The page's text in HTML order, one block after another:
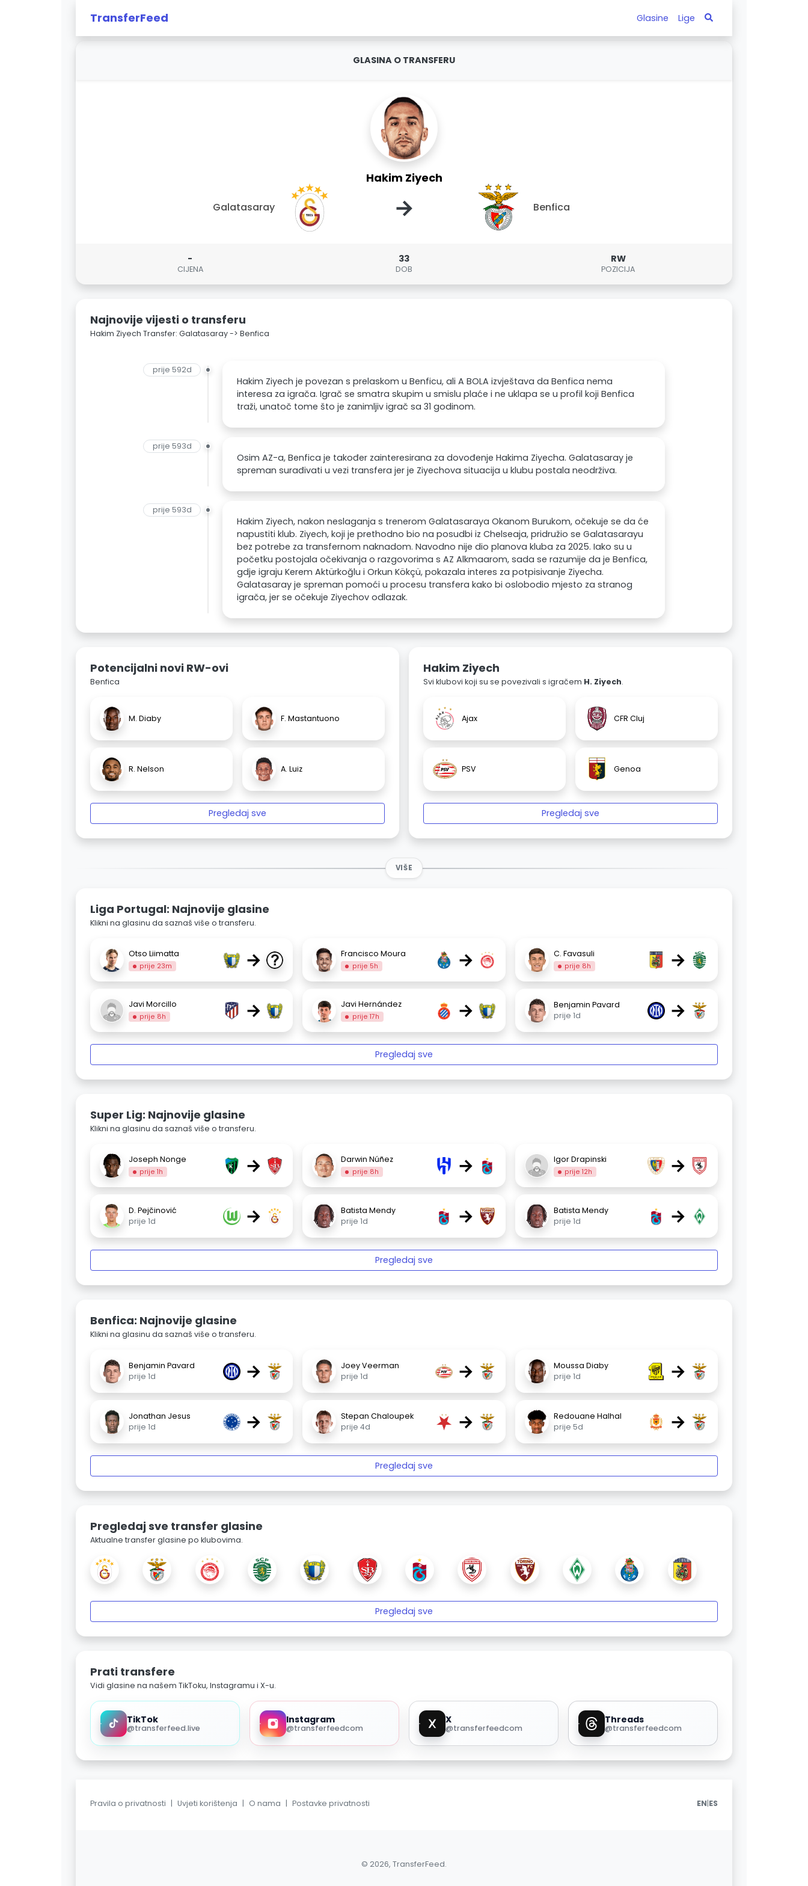
TransferFeed Glasine Lige
GLASINA O TRANSFERU
Hakim Ziyech
Galatasaray → Benfica
-
CIJENA
33
DOB
RW
POZICIJA
Najnovije vijesti o transferu
Hakim Ziyech Transfer: Galatasaray -> Benfica
prije 592d
Hakim Ziyech je povezan s prelaskom u Benficu, ali A BOLA izvještava da Benfica nema
interesa za igrača. Igrač se smatra skupim u smislu plaće i ne uklapa se u profil koji Benfica
traži, unatoč tome što je zanimljiv igrač sa 31 godinom.
prije 593d
Osim AZ-a, Benfica je također zainteresirana za dovođenje Hakima Ziyecha. Galatasaray je
spreman surađivati u vezi transfera jer je Ziyechova situacija u klubu postala neodrživa.
prije 593d
Hakim Ziyech, nakon neslaganja s trenerom Galatasaraya Okanom Burukom, očekuje se da će
napustiti klub. Ziyech, koji je prethodno bio na posudbi iz Chelseaja, pridružio se Galatasarayu
bez potrebe za transfernom naknadom. Navodno nije dio planova kluba za 2025. Iako su u
početku postojala očekivanja o razgovorima s AZ Alkmaarom, sada se razumije da je Benfica,
gdje igraju Kerem Aktürkoğlu i Orkun Kökçü, pokazala interes za potpisivanje Ziyecha.
Galatasaray je spreman pomoći u procesu transfera kako bi oslobodio mjesto za stranog
igrača, jer se očekuje Ziyechov odlazak.
Potencijalni novi RW-ovi
Benfica
M. Diaby F. Mastantuono
R. Nelson A. Luiz
Pregledaj sve
Hakim Ziyech
Svi klubovi koji su se povezivali s igračem H. Ziyech.
Ajax CFR Cluj
PSV Genoa
Pregledaj sve
VIŠE
Liga Portugal: Najnovije glasine
Klikni na glasinu da saznaš više o transferu.
Otso Liimatta
prije 23m → Francisco Moura
prije 5h → C. Favasuli
prije 8h →
Javi Morcillo
prije 8h → Javi Hernández
prije 17h →
Benjamin Pavard
prije 1d
→
Pregledaj sve
Super Lig: Najnovije glasine
Klikni na glasinu da saznaš više o transferu.
Joseph Nonge
prije 1h → Darwin Núñez
prije 8h → Igor Drapinski
prije 12h →
D. Pejčinović
prije 1d
→
Batista Mendy
prije 1d
→
Batista Mendy
prije 1d
→
Pregledaj sve
Benfica: Najnovije glasine
Klikni na glasinu da saznaš više o transferu.
Benjamin Pavard
prije 1d
→
Joey Veerman
prije 1d
→
Moussa Diaby
prije 1d
→
Jonathan Jesus
prije 1d
→
Stepan Chaloupek
prije 4d
→
Redouane Halhal
prije 5d
→
Pregledaj sve
Pregledaj sve transfer glasine
Aktualne transfer glasine po klubovima.
Pregledaj sve
Prati transfere
Vidi glasine na našem TikToku, Instagramu i X-u.
TikTok
@transferfeed.live
Instagram
@transferfeedcom
X
@transferfeedcom
Threads
@transferfeedcom
Pravila o privatnosti | Uvjeti korištenja | O nama | Postavke privatnosti EN|ES
© 2026, TransferFeed.